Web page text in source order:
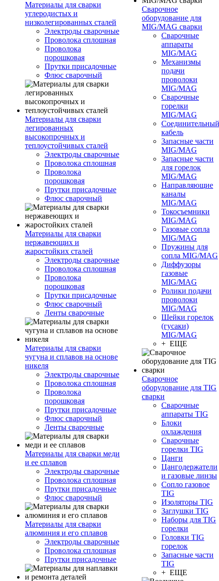
Материалы для сварки
углеродистых и
низколегированных сталей
Электроды сварочные
Проволока сплошная
Проволока
порошковая
Прутки присадочные
Флюс сварочный
Материалы для сварки
легированных
высокопрочных и
теплоустойчивых сталей
Электроды сварочные
Проволока сплошная
Проволока
порошковая
Прутки присадочные
Флюс сварочный
Материалы для сварки
нержавеющих и
жаростойких сталей
Электроды сварочные
Проволока сплошная
Проволока
порошковая
Прутки присадочные
Флюс сварочный
Ленты сварочные
Материалы для сварки
чугуна и сплавов на основе
никеля
Электроды сварочные
Проволока сплошная
Проволока
порошковая
Прутки присадочные
Флюс сварочный
Ленты сварочные
Материалы для сварки меди
и ее сплавов
Электроды сварочные
Проволока сплошная
Прутки присадочные
Флюс сварочный
Материалы для сварки
алюминия и его сплавов
Электроды сварочные
Проволока сплошная
Прутки присадочные
Сварочное
оборудование для
MIG/MAG сварки
Сварочные
аппараты
MIG/MAG
Механизмы
подачи
проволоки
MIG/MAG
Сварочные
горелки
MIG/MAG
Соединительный
кабель
Запасные части
MIG/MAG
Запасные части
для горелок
MIG/MAG
Направляющие
каналы
MIG/MAG
Токосъемники
MIG/MAG
Газовые сопла
MIG/MAG
Пружины для
сопла MIG/MAG
Диффузоры
газовые
MIG/MAG
Ролики подачи
проволоки
MIG/MAG
Шейки горелок
(гусаки)
MIG/MAG
+ ЕЩЕ
Сварочное
оборудование для TIG
сварки
Сварочные
аппараты TIG
Блоки
охлаждения
Сварочные
горелки TIG
Цанги
Цангодержатели
и газовые линзы
Сопло газовое
TIG
Изоляторы TIG
Заглушки TIG
Наборы для TIG
горелки
Головки TIG
горелок
Запасные части
TIG
+ ЕЩЕ